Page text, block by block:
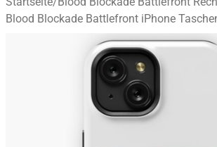
Blood Blockade Battlefront iPhone